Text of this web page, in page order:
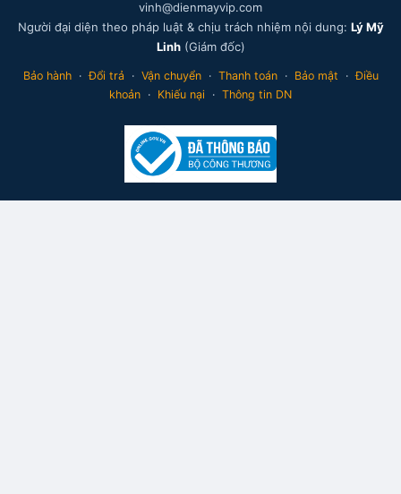
vinh@dienmayvip.com
Người đại diện theo pháp luật & chịu trách nhiệm nội dung: Lý Mỹ
Linh(Giám đốc)
Bảo hành·Đổi trả · Vận chuyển· Thanh toán· Bảo mật ·Điều
khoản · Khiếu nại · Thông tin DN